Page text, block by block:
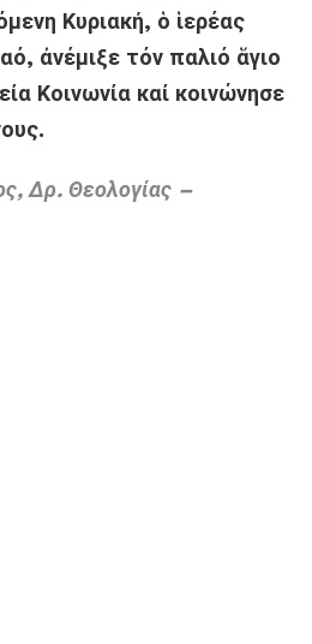
Κυριακή, ὁ ἱερέας
ἀνέμιξε τόν παλιό ἅγιο
Κοινωνία καί κοινώνησε
Δρ. Θεολογίας –